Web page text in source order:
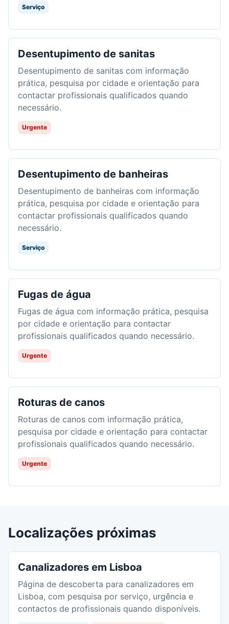
Serviço
Desentupimento de sanitas
Desentupimento de sanitas com informação
prática, pesquisa por cidade e orientação para
contactar profissionais qualificados quando
necessário.
Urgente
Desentupimento de banheiras
Desentupimento de banheiras com informação
prática, pesquisa por cidade e orientação para
contactar profissionais qualificados quando
necessário.
Serviço
Fugas de água
Fugas de água com informação prática, pesquisa
por cidade e orientação para contactar
profissionais qualificados quando necessário.
Urgente
Roturas de canos
Roturas de canos com informação prática,
pesquisa por cidade e orientação para contactar
profissionais qualificados quando necessário.
Urgente
Localizações próximas
Canalizadores em Lisboa
Página de descoberta para canalizadores em
Lisboa, com pesquisa por serviço, urgência e
contactos de profissionais quando disponíveis.